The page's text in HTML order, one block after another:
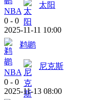
NBA
太阳
0 - 0
2025-11-11 10:00
鹈鹕
NBA
尼克斯
0 - 0
2025-11-13 08:00